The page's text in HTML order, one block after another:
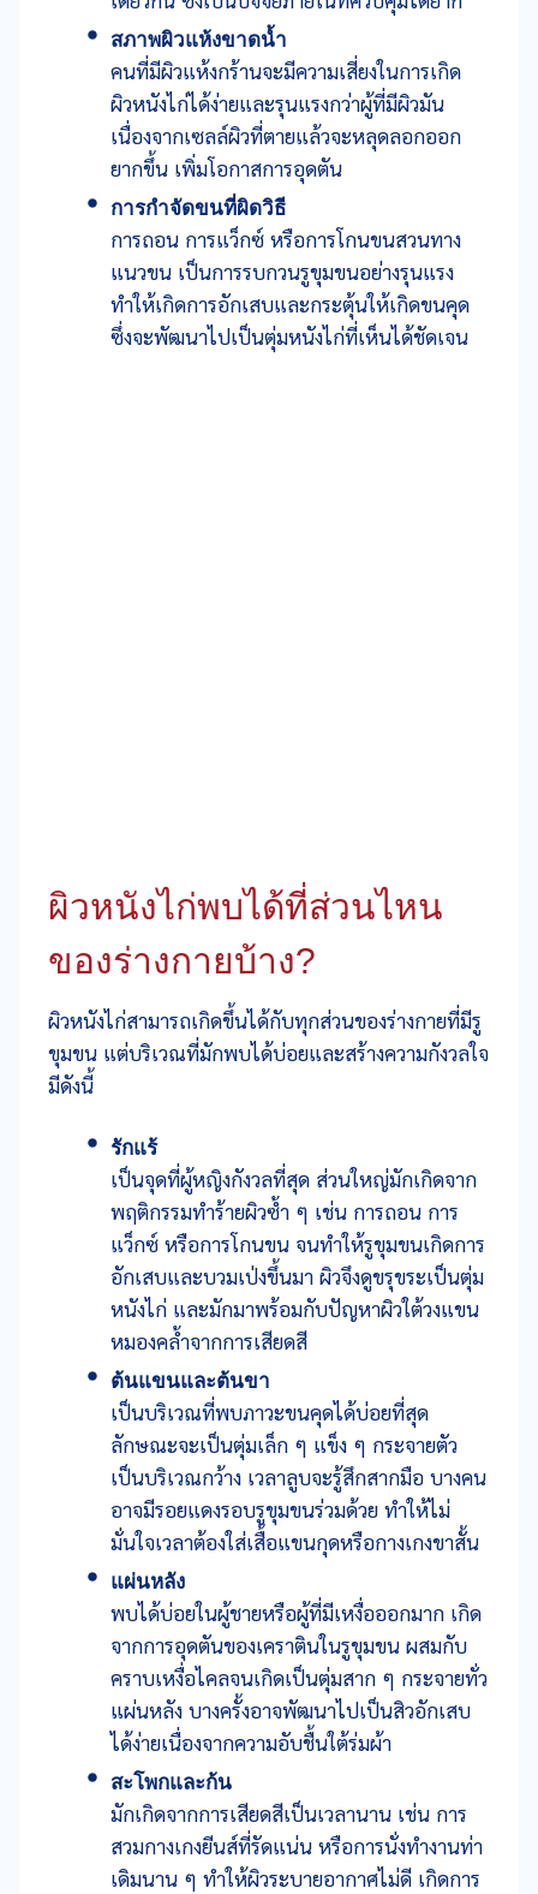
สภาพผิวแห้งขาดน้ำ
คนที่มีผิวแห้งกร้านจะมีความเสี่ยงในการเกิด
ผิวหนังไก่ได้ง่ายและรุนแรงกว่าผู้ที่มีผิวมัน
เนื่องจากเซลล์ผิวที่ตายแล้วจะหลุดลอกออก
ยากขึ้น เพิ่มโอกาสการอุดตัน
การกำจัดขนที่ผิดวิธี
การถอน การแว็กซ์ หรือการโกนขนสวนทาง
แนวขน เป็นการรบกวนรูขุมขนอย่างรุนแรง
ทำให้เกิดการอักเสบและกระตุ้นให้เกิดขนคุด
ซึ่งจะพัฒนาไปเป็นตุ่มหนังไก่ที่เห็นได้ชัดเจน
ผิวหนังไก่พบได้ที่ส่วนไหน
ของร่างกายบ้าง?
ผิวหนังไก่สามารถเกิดขึ้นได้กับทุกส่วนของร่างกายที่มีรู
ขุมขน แต่บริเวณที่มักพบได้บ่อยและสร้างความกังวลใจ
มีดังนี้
รักแร้
เป็นจุดที่ผู้หญิงกังวลที่สุด ส่วนใหญ่มักเกิดจาก
พฤติกรรมทำร้ายผิวซ้ำ ๆ เช่น การถอน การ
แว็กซ์ หรือการโกนขน จนทำให้รูขุมขนเกิดการ
อักเสบและบวมเป่งขึ้นมา ผิวจึงดูขรุขระเป็นตุ่ม
หนังไก่ และมักมาพร้อมกับปัญหาผิวใต้วงแขน
หมองคล้ำจากการเสียดสี
ต้นแขนและต้นขา
เป็นบริเวณที่พบภาวะขนคุดได้บ่อยที่สุด
ลักษณะจะเป็นตุ่มเล็ก ๆ แข็ง ๆ กระจายตัว
เป็นบริเวณกว้าง เวลาลูบจะรู้สึกสากมือ บางคน
อาจมีรอยแดงรอบรูขุมขนร่วมด้วย ทำให้ไม่
มั่นใจเวลาต้องใส่เสื้อแขนกุดหรือกางเกงขาสั้น
แผ่นหลัง
พบได้บ่อยในผู้ชายหรือผู้ที่มีเหงื่อออกมาก เกิด
จากการอุดตันของเคราตินในรูขุมขน ผสมกับ
คราบเหงื่อไคลจนเกิดเป็นตุ่มสาก ๆ กระจายทั่ว
แผ่นหลัง บางครั้งอาจพัฒนาไปเป็นสิวอักเสบ
ได้ง่ายเนื่องจากความอับชื้นใต้ร่มผ้า
สะโพกและก้น
มักเกิดจากการเสียดสีเป็นเวลานาน เช่น การ
สวมกางเกงยีนส์ที่รัดแน่น หรือการนั่งทำงานท่า
เดิมนาน ๆ ทำให้ผิวระบายอากาศไม่ดี เกิดการ